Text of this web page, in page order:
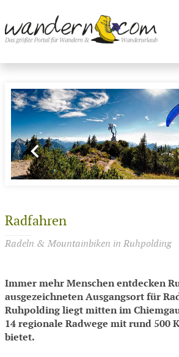
Radfahren
Radeln & Mountainbiken in Ruhpolding
Immer mehr Menschen entdecken
ausgezeichneten Ausgangsort für
Ruhpolding liegt mitten im
14 regionale Radwege mit rund 500
bietet.